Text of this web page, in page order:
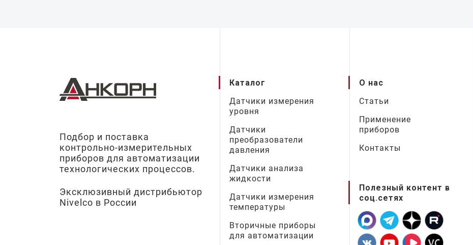
Подбор и поставка
контрольно-измерительных
приборов для автоматизации
технологических процессов.
Эксклюзивный дистрибьютор
Nivelco в России
Каталог
Датчики измерения
уровня
Датчики
преобразователи
давления
Датчики анализа
жидкости
Датчики измерения
температуры
Вторичные приборы
для автоматизации
О нас
Статьи
Применение
приборов
Контакты
Полезный контент в
соц.сетях